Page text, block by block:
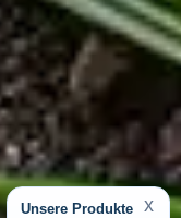
x
Unsere Produkte